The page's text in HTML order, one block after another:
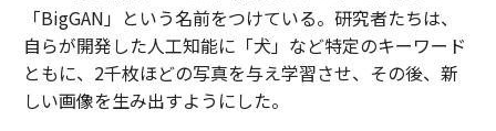
「BigGAN」という名前をつけている。研究者たちは、
自らが開発した人工知能に「犬」など特定のキーワード
ともに、2千枚ほどの写真を与え学習させ、その後、新
しい画像を生み出すようにした。